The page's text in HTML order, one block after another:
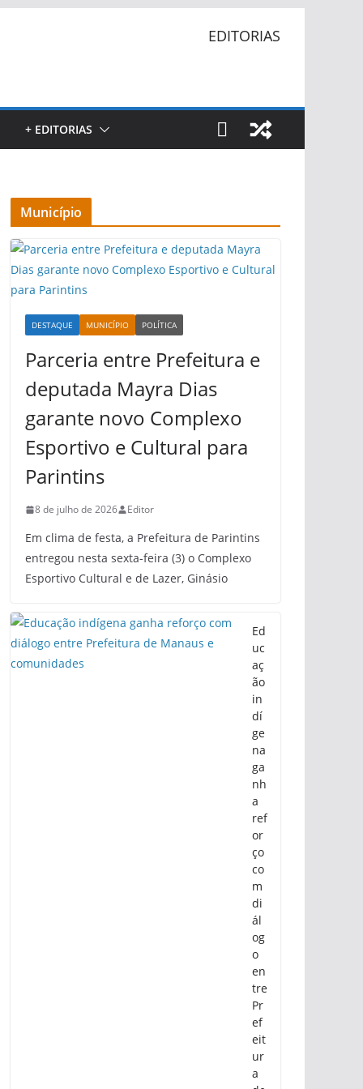
EDITORIAS
+ EDITORIAS
Município
DESTAQUE MUNICÍPIO POLÍTICA
Parceria entre Prefeitura e
deputada Mayra Dias
garante novo Complexo
Esportivo e Cultural para
Parintins
8 de julho de 2026 Editor
Em clima de festa, a Prefeitura de Parintins
entregou nesta sexta-feira (3) o Complexo
Esportivo Cultural e de Lazer, Ginásio
Ed
uc
aç
ão
in
dí
ge
na
ga
nh
a
ref
or
ço
co
m
di
ál
og
o
en
tre
Pr
ef
eit
ur
a